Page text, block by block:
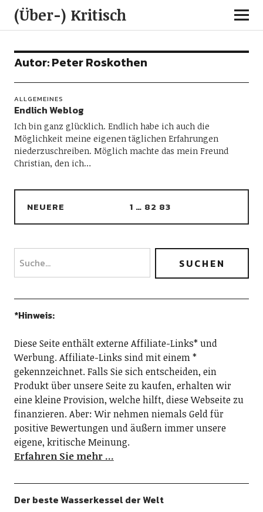
(Über-) Kritisch
Autor:Peter Roskothen
ALLGEMEINES
Endlich Weblog
Ich bin ganz glücklich. Endlich habe ich auch die
Möglichkeit meine eigenen täglichen Erfahrungen
niederzuschreiben. Möglich machte das mein Freund
Christian, den ich…
NEUERE 1 … 82 83
*Hinweis:
Diese Seite enthält externe Affiliate-Links* und
Werbung. Affiliate-Links sind mit einem *
gekennzeichnet. Falls Sie sich entscheiden, ein
Produkt über unsere Seite zu kaufen, erhalten wir
eine kleine Provision, welche hilft, diese Webseite zu
finanzieren. Aber: Wir nehmen niemals Geld für
positive Bewertungen und äußern immer unsere
eigene, kritische Meinung.
Erfahren Sie mehr …
Der beste Wasserkessel der Welt